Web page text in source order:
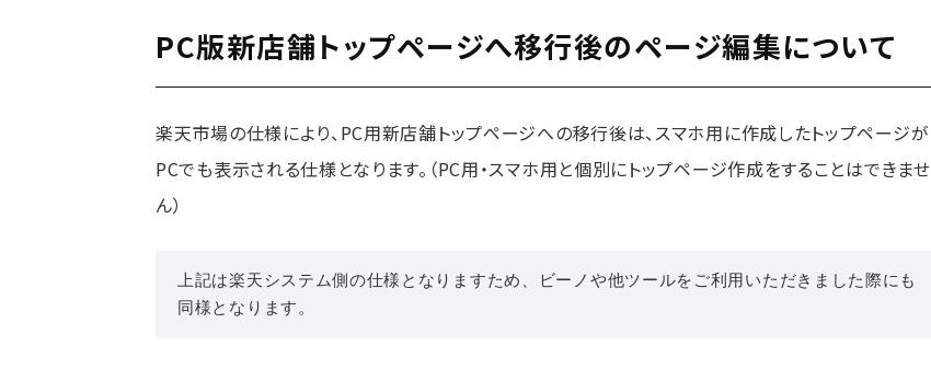
PC版新店舗トップページへ移行後のページ編集について
楽天市場の仕様により、PC用新店舗トップページへの移行後は、スマホ用に作成したトップページが
PCでも表示される仕様となります。（PC用・スマホ用と個別にトップページ作成をすることはできませ
ん）
上記は楽天システム側の仕様となりますため、ビーノや他ツールをご利用いただきました際にも
同様となります。